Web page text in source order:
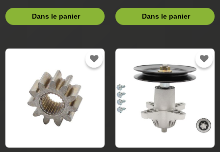
Dans le panier Dans le panier